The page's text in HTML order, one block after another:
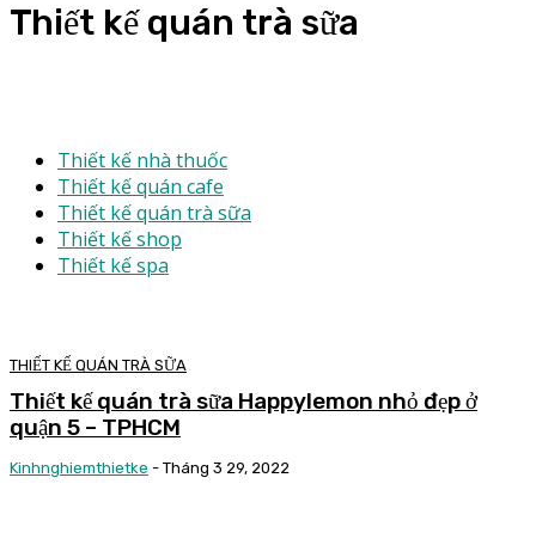
Thiết kế quán trà sữa
Thiết kế nhà thuốc
Thiết kế quán cafe
Thiết kế quán trà sữa
Thiết kế shop
Thiết kế spa
THIẾT KẾ QUÁN TRÀ SỮA
Thiết kế quán trà sữa Happylemon nhỏ đẹp ở
quận 5 – TPHCM
Kinhnghiemthietke - Tháng 3 29, 2022